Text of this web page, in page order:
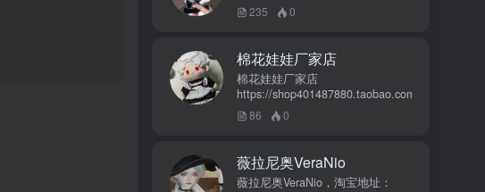
235 0
棉花娃娃厂家店
棉花娃娃厂家店
https://shop401487880.taobao.com/
86 0
薇拉尼奥VeraNio
薇拉尼奥VeraNio，淘宝地址：